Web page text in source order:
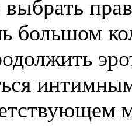
большом